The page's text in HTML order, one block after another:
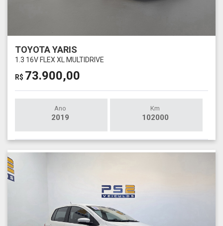
TOYOTA YARIS
1.3 16V FLEX XL MULTIDRIVE
R$ 73.900,00
Ano
2019
Km
102000